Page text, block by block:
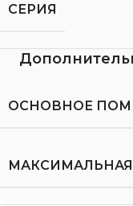
СЕРИЯ
ОСНОВНОЕ
МАКСИМАЛЬНАЯ